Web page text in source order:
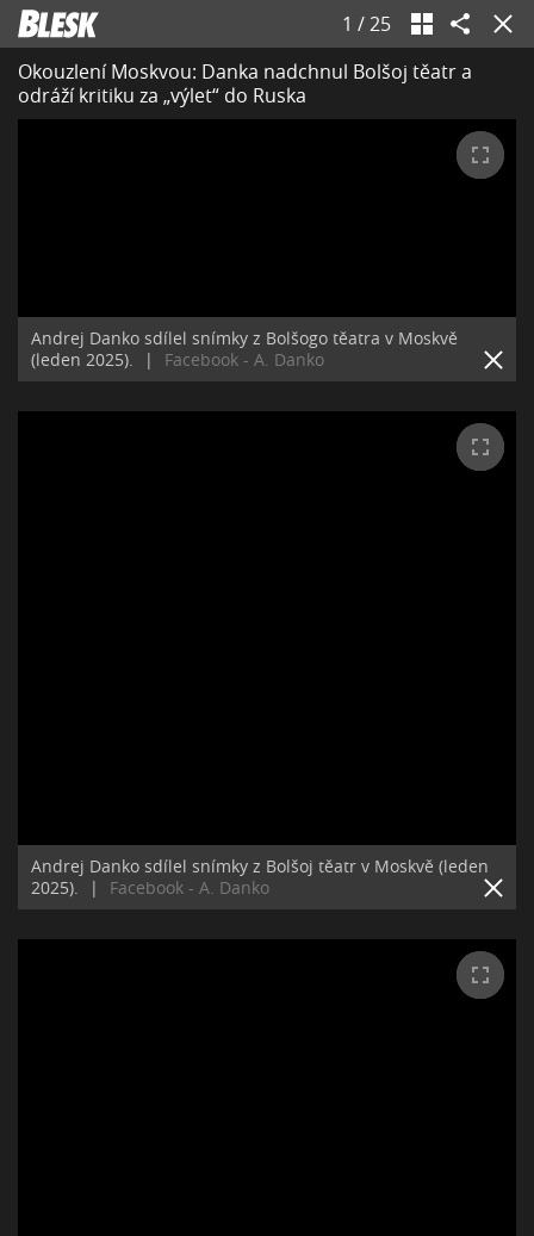
1 /25
Okouzlení Moskvou: Danka nadchnul Bolšoj těatr a
odráží kritiku za „výlet“ do Ruska
Andrej Danko sdílel snímky z Bolšogo těatra v Moskvě
(leden 2025).
| Facebook - A. Danko
Andrej Danko sdílel snímky z Bolšoj těatr v Moskvě (leden
2025).
| Facebook - A. Danko